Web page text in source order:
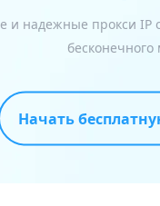
и надежные прокси
Начать